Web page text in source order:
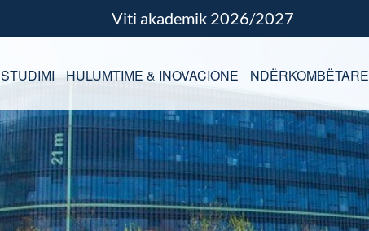
Viti akademik 2026/2027
STUDIMI HULUMTIME & INOVACIONE NDËRKOMBËTARE